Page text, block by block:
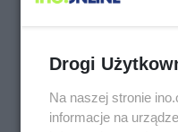
Drogi
Na naszej stronie
informacje na